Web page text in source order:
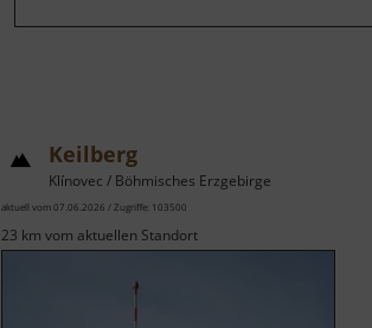
Keilberg
Klínovec / Böhmisches Erzgebirge
aktuell vom 07.06.2026 / Zugriffe: 103500
23 km vom aktuellen Standort